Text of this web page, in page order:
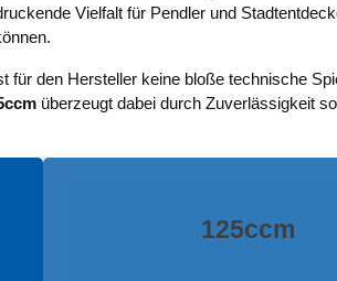
Vielfalt für Pendler und
für den Hersteller keine bloße technische
überzeugt dabei durch Zuverlässigkeit
125ccm